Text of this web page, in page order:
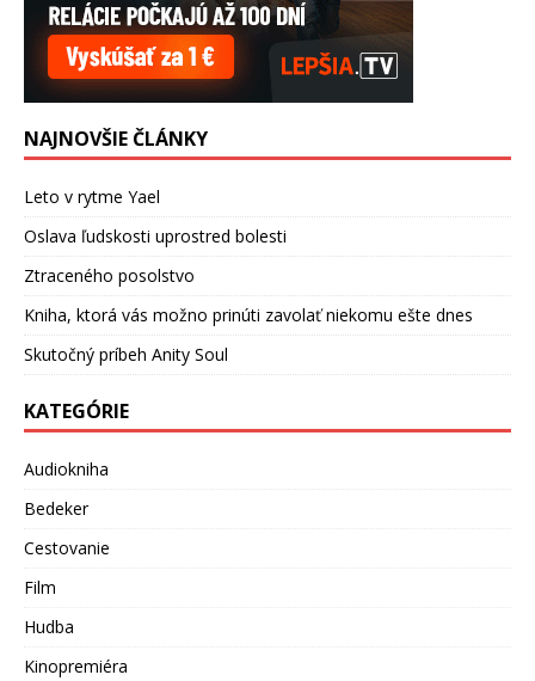
NAJNOVŠIE ČLÁNKY
Leto v rytme Yael
Oslava ľudskosti uprostred bolesti
Ztraceného posolstvo
Kniha, ktorá vás možno prinúti zavolať niekomu ešte dnes
Skutočný príbeh Anity Soul
KATEGÓRIE
Audiokniha
Bedeker
Cestovanie
Film
Hudba
Kinopremiéra